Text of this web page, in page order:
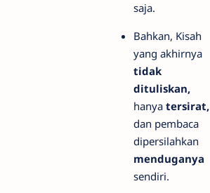
saja.
Bahkan, Kisah
yang akhirnya
tidak
dituliskan,
hanya tersirat,
dan pembaca
dipersilahkan
menduganya
sendiri.